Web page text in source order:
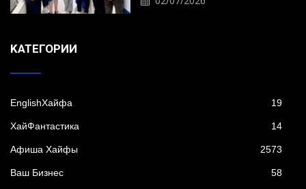
KАТЕГОРИИ
EnglishХайфа 19
XайФантастика 14
Афиша Хайфы 2573
Ваш Бизнес 58